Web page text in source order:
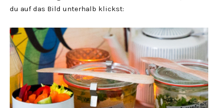
du auf das Bild unterhalb klickst: